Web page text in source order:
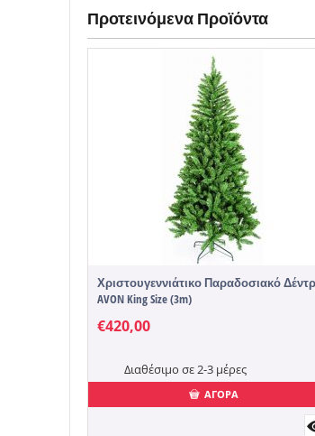
Προτεινόμενα Προϊόντα
Χριστουγεννιάτικο Παραδοσιακό
AVON King Size (3m)
€420,00
Διαθέσιμο σε 2-3 μέρες
ΑΓΟΡΑ